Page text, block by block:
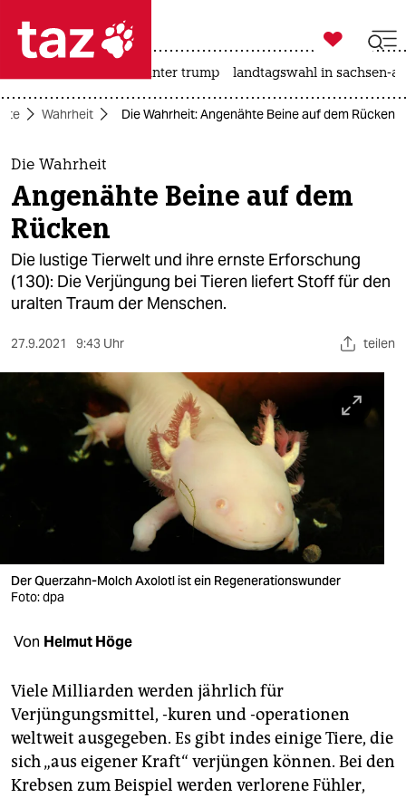
 taz zahl ich
taz zahl ich
themen
politik
öko
gesellschaft
sport
nord
verlag
verlag
veranstaltungen
shop
unterstützen
abo
genossenschaft

taz zahl ich
usa unter trump landtagswahl in sachsen-
Wahrheit Die Wahrheit: Angenähte Beine auf dem Rücken
Die Wahrheit
Angenähte Beine auf dem
Rücken
Die lustige Tierwelt und ihre ernste Erforschung
(130): Die Verjüngung bei Tieren liefert Stoff für den
uralten Traum der Menschen.
27.9.2021 9:43 Uhr teilen
Der Querzahn-Molch Axolotl ist ein Regenerationswunder
Foto: dpa
Von Helmut Höge
Viele Milliarden werden jährlich für
Verjüngungsmittel, -kuren und -operationen
weltweit ausgegeben. Es gibt indes einige Tiere, die
sich „aus eigener Kraft“ verjüngen können. Bei den
Krebsen zum Beispiel werden verlorene Fühler,